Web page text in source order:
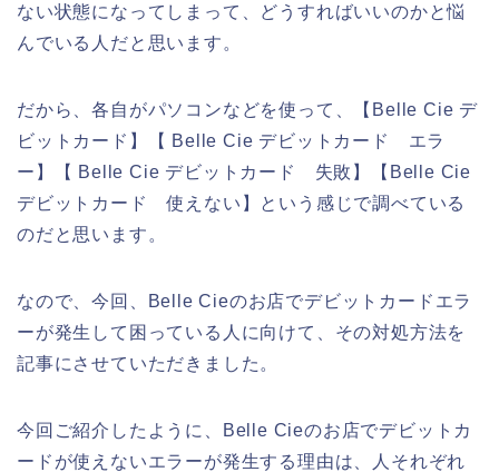
ない状態になってしまって、どうすればいいのかと悩
んでいる人だと思います。
だから、各自がパソコンなどを使って、【Belle Cie デ
ビットカード】【 Belle Cie デビットカード エラ
ー】【 Belle Cie デビットカード 失敗】【Belle Cie
デビットカード 使えない】という感じで調べている
のだと思います。
なので、今回、Belle Cieのお店でデビットカードエラ
ーが発生して困っている人に向けて、その対処方法を
記事にさせていただきました。
今回ご紹介したように、Belle Cieのお店でデビットカ
ードが使えないエラーが発生する理由は、人それぞれ